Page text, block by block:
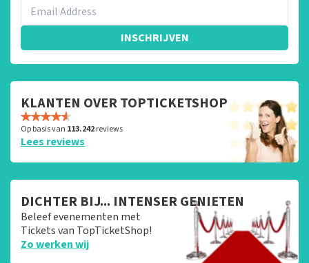
INSCHRIJVEN
KLANTEN OVER TOPTICKETSHOP
Op basis van 113.242reviews
Lees reviews
DICHTER BIJ... INTENSER GENIETEN
Beleef evenementen met
Tickets van TopTicketShop!
Zo werken wij